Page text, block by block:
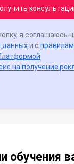
я соглашаюсь
данныхи с
на получение
обучения